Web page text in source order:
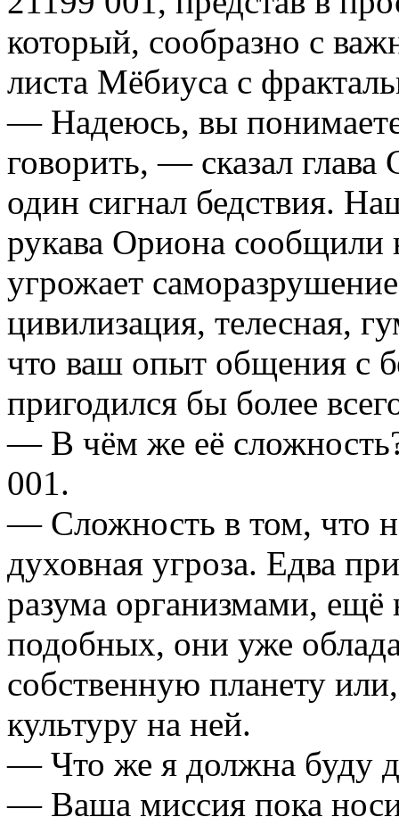
который, сообразно с
листа Мёбиуса с
— Надеюсь, вы
говорить, — сказал
один сигнал бедствия.
рукава Ориона сообщили
угрожает
цивилизация, телесная,
что ваш опыт общения с
пригодился бы более
— В чём же её
001.
— Сложность в том, что
духовная угроза. Едва
разума организмами, ещё
подобных, они уже
собственную планету
культуру на ней.
— Что же я должна буду
— Ваша миссия пока